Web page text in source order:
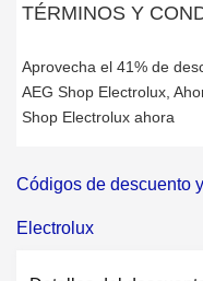
TÉRMINOS Y
Aprovecha el 41% de
AEG Shop Electrolux,
Shop Electrolux ahora
Códigos de descuento
Electrolux